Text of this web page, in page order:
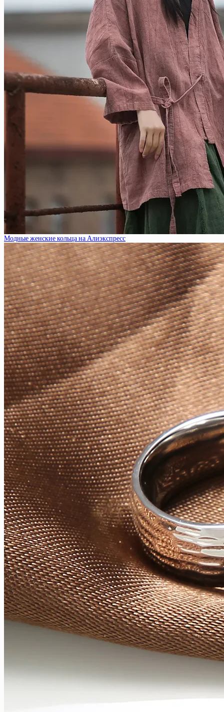
Модные женские кольца на Алиэкспресс